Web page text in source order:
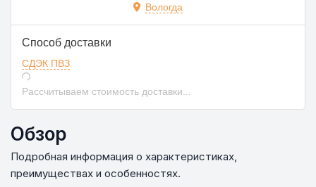
Вологда
Способ доставки
СДЭК ПВЗ
Рассчитываем стоимость доставки...
Обзор
Подробная информация о характеристиках,
преимуществах и особенностях.